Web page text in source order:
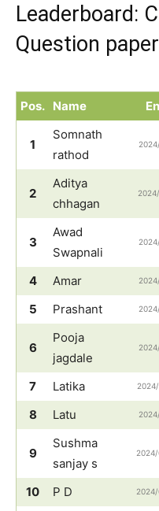
Leaderboard:
Question
Pos. Name
1
Somnath
rathod
2
Aditya
chhagan
3
Awad
Swapnali
4 Amar
5
Prashant
6
Pooja
jagdale
7 Latika
8
Latu
9
Sushma
sanjay s
10 P D